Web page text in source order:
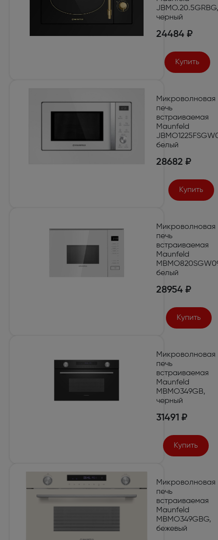
JBMO.20.5GRBG,
черный
24484 ₽
Купить
Микроволновая
печь
встраиваемая
Maunfeld
белый
28682 ₽
Купить
Микроволновая
печь
встраиваемая
Maunfeld
белый
28954 ₽
Купить
Микроволновая
печь
встраиваемая
Maunfeld
MBMO349GB,
черный
31491 ₽
Купить
Микроволновая
печь
встраиваемая
Maunfeld
MBMO349GBG,
бежевый